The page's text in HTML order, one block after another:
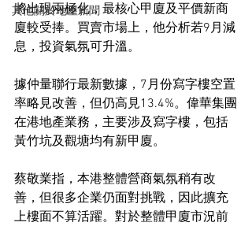
其他關於地產新聞
將出現兩極化，最核心甲廈及平價新商
廈較受捧。買賣市場上，他分析若9月減
息，投資氣氛可升溫。
據仲量聯行最新數據，7月份寫字樓空置
率略見改善，但仍高見13.4%。偉華集團
在港地產業務，主要涉及寫字樓，包括
黃竹坑及觀塘均有新甲廈。
蔡敬業指，本港整體營商氣氛稍有改
善，但很多企業仍面對挑戰，因此擴充
上樓面不算活躍。對於整體甲廈市況前